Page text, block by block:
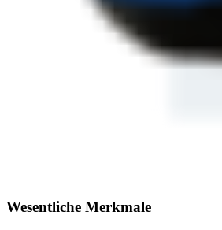
Wesentliche Merkmale